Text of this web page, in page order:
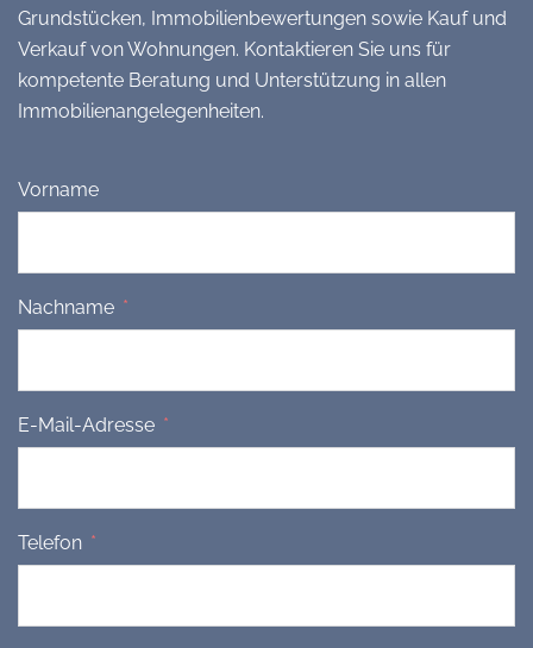
Grundstücken, Immobilienbewertungen sowie Kauf und
Verkauf von Wohnungen. Kontaktieren Sie uns für
kompetente Beratung und Unterstützung in allen
Immobilienangelegenheiten.
Vorname
Nachname
E-Mail-Adresse
Telefon